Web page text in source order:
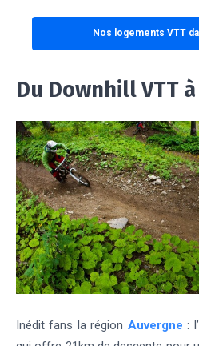
Nos logements VTT
Du Downhill VTT
Inédit fans la région Auvergne :